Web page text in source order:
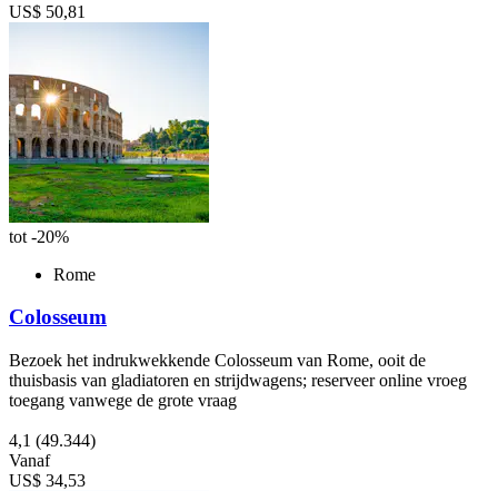
US$ 50,81
tot -20%
Rome
Colosseum
Bezoek het indrukwekkende Colosseum van Rome, ooit de
thuisbasis van gladiatoren en strijdwagens; reserveer online vroeg
toegang vanwege de grote vraag
4,1 (49.344)
Vanaf
US$ 34,53